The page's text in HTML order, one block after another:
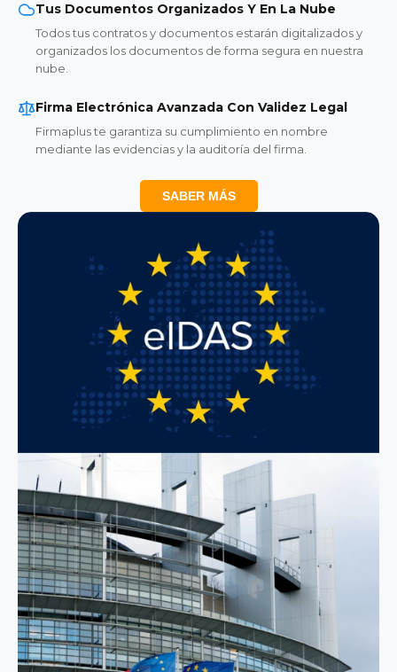
Tus Documentos Organizados Y En La Nube
Todos tus contratos y documentos estarán digitalizados y
organizados los documentos de forma segura en nuestra
nube.
Firma Electrónica Avanzada Con Validez Legal
Firmaplus te garantiza su cumplimiento en nombre
mediante las evidencias y la auditoría del firma.
SABER MÁS